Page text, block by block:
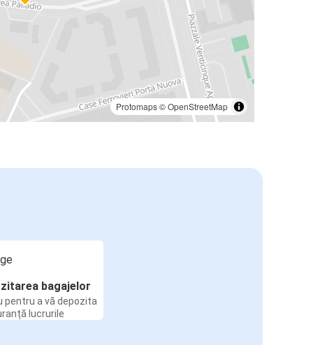
Protomaps©OpenStreetMap
bagajelor
pentru a vă depozita
lucrurile